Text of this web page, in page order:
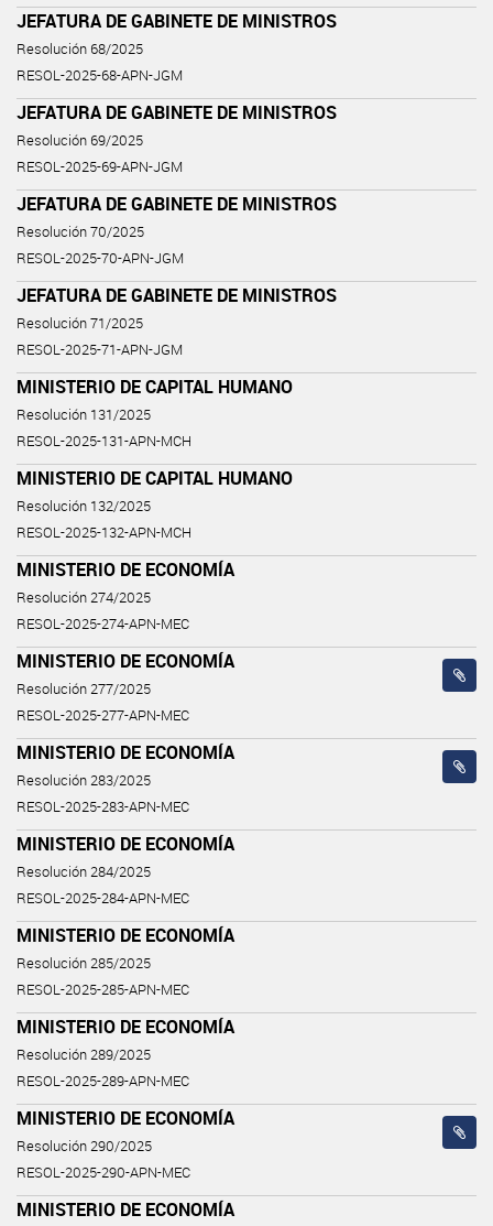
JEFATURA DE GABINETE DE MINISTROS
Resolución 68/2025
RESOL-2025-68-APN-JGM
JEFATURA DE GABINETE DE MINISTROS
Resolución 69/2025
RESOL-2025-69-APN-JGM
JEFATURA DE GABINETE DE MINISTROS
Resolución 70/2025
RESOL-2025-70-APN-JGM
JEFATURA DE GABINETE DE MINISTROS
Resolución 71/2025
RESOL-2025-71-APN-JGM
MINISTERIO DE CAPITAL HUMANO
Resolución 131/2025
RESOL-2025-131-APN-MCH
MINISTERIO DE CAPITAL HUMANO
Resolución 132/2025
RESOL-2025-132-APN-MCH
MINISTERIO DE ECONOMÍA
Resolución 274/2025
RESOL-2025-274-APN-MEC
MINISTERIO DE ECONOMÍA
Resolución 277/2025
RESOL-2025-277-APN-MEC
MINISTERIO DE ECONOMÍA
Resolución 283/2025
RESOL-2025-283-APN-MEC
MINISTERIO DE ECONOMÍA
Resolución 284/2025
RESOL-2025-284-APN-MEC
MINISTERIO DE ECONOMÍA
Resolución 285/2025
RESOL-2025-285-APN-MEC
MINISTERIO DE ECONOMÍA
Resolución 289/2025
RESOL-2025-289-APN-MEC
MINISTERIO DE ECONOMÍA
Resolución 290/2025
RESOL-2025-290-APN-MEC
MINISTERIO DE ECONOMÍA